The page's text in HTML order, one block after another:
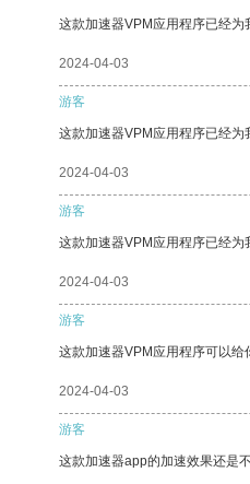
这款加速器VPM应用程序已经为
2024-04-03
游客
这款加速器VPM应用程序已经为
2024-04-03
游客
这款加速器VPM应用程序已经为
2024-04-03
游客
这款加速器VPM应用程序可以给
2024-04-03
游客
这款加速器app的加速效果还是